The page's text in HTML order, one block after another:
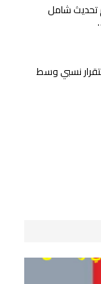
تحديث شامل
نسبي وسط